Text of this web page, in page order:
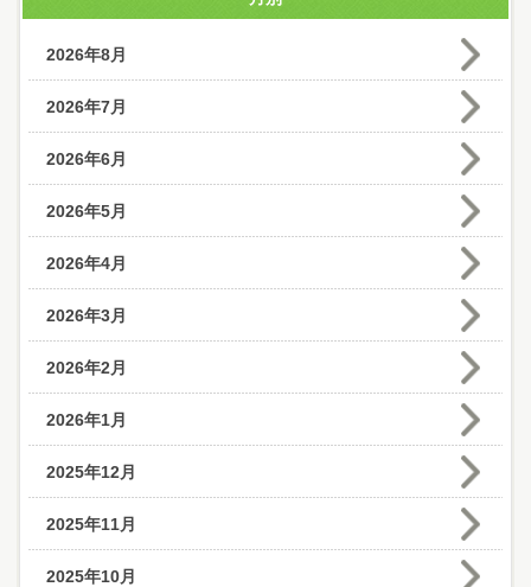
2026年8月
2026年7月
2026年6月
2026年5月
2026年4月
2026年3月
2026年2月
2026年1月
2025年12月
2025年11月
2025年10月